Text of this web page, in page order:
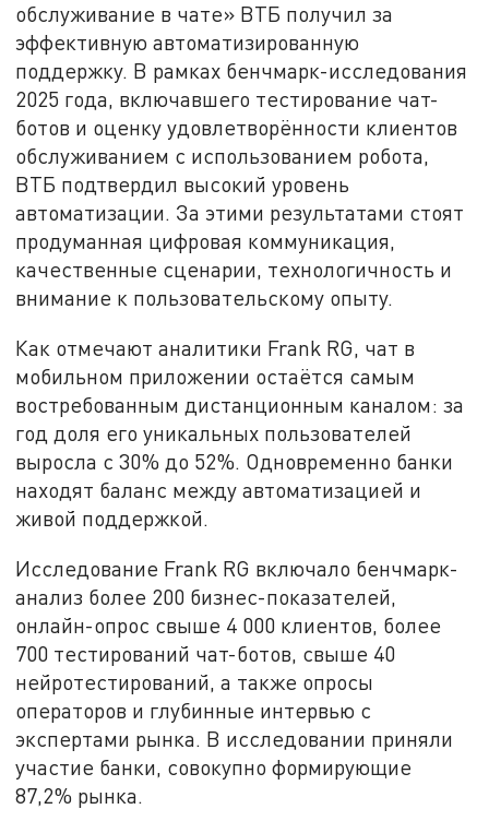
обслуживание в чате» ВТБ получил за
эффективную автоматизированную
поддержку. В рамках бенчмарк-исследования
2025 года, включавшего тестирование чат-
ботов и оценку удовлетворённости клиентов
обслуживанием с использованием робота,
ВТБ подтвердил высокий уровень
автоматизации. За этими результатами стоят
продуманная цифровая коммуникация,
качественные сценарии, технологичность и
внимание к пользовательскому опыту.
Как отмечают аналитики Frank RG, чат в
мобильном приложении остаётся самым
востребованным дистанционным каналом: за
год доля его уникальных пользователей
выросла с 30% до 52%. Одновременно банки
находят баланс между автоматизацией и
живой поддержкой.
Исследование Frank RG включало бенчмарк-
анализ более 200 бизнес-показателей,
онлайн-опрос свыше 4 000 клиентов, более
700 тестирований чат-ботов, свыше 40
нейротестирований, а также опросы
операторов и глубинные интервью с
экспертами рынка. В исследовании приняли
участие банки, совокупно формирующие
87,2% рынка.